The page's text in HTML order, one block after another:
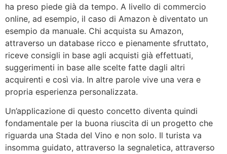
ha preso piede già da tempo. A livello di commercio
online, ad esempio, il caso di Amazon è diventato un
esempio da manuale. Chi acquista su Amazon,
attraverso un database ricco e pienamente sfruttato,
riceve consigli in base agli acquisti già effettuati,
suggerimenti in base alle scelte fatte dagli altri
acquirenti e così via. In altre parole vive una vera e
propria esperienza personalizzata.
Un’applicazione di questo concetto diventa quindi
fondamentale per la buona riuscita di un progetto che
riguarda una Stada del Vino e non solo. Il turista va
insomma guidato, attraverso la segnaletica, attraverso